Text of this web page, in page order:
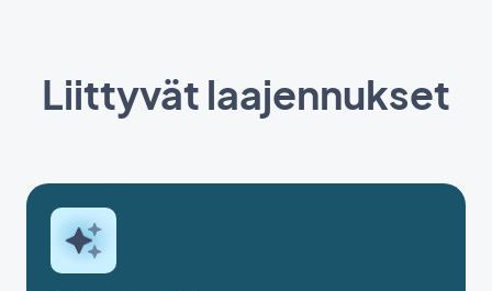
Liittyvät laajennukset